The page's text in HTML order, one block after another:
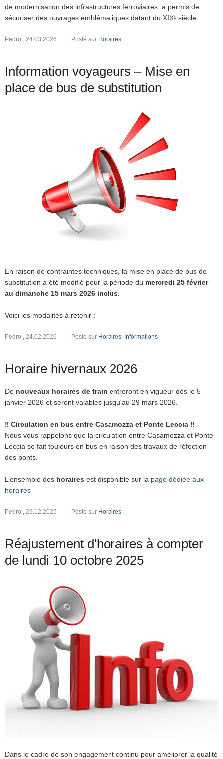
de modernisation des infrastructures ferroviaires, a permis de
sécuriser des ouvrages emblématiques datant du XIXᵉ siècle
Pedro 24.03.2026 | Posté sur Horaires
Information voyageurs – Mise en
place de bus de substitution
En raison de contraintes techniques, la mise en place de bus de
substitution a été modifié pour la période du mercredi 25 février
au dimanche 15 mars 2026 inclus
Voici les modalités à retenir :
Pedro 24.02.2026 | Posté sur Horaires Informations
Horaire hivernaux 2026
De nouveaux horaires de train entreront en vigueur dès le 5
janvier 2026 et seront valables jusqu'au 29 mars 2026.
‼️ Circulation en bus entre Casamozza et Ponte Leccia ‼️
Nous vous rappelons que la circulation entre Casamozza et Ponte
Leccia se fait toujours en bus en raison des travaux de réfection
des ponts.
L’ensemble des horaires est disponible sur la page dédiée aux
horaires
Pedro 29.12.2025 | Posté sur Horaires
Réajustement d'horaires à compter
de lundi 10 octobre 2025
Dans le cadre de son engagement continu pour améliorer la qualité